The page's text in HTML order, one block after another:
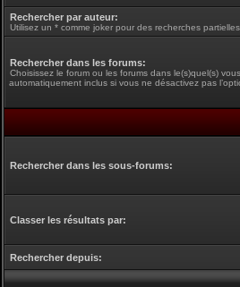
Rechercher par auteur:
Utilisez un * comme joker pour des recherches partielles.
Rechercher dans les forums:
Choisissez le forum ou les forums dans le(s)quel(s)
automatiquement inclus si vous ne désactivez pas
Rechercher dans les sous-forums:
Classer les résultats par:
Rechercher depuis: